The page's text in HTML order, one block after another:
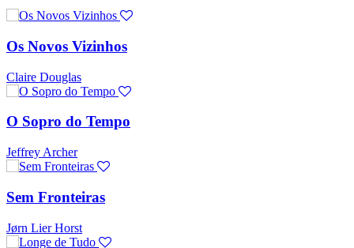
Os Novos Vizinhos
Claire Douglas
O Sopro do Tempo
Jeffrey Archer
Sem Fronteiras
Jørn Lier Horst